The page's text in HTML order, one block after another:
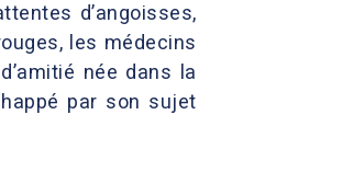
d’angoisses,
les médecins
née dans la
par son sujet